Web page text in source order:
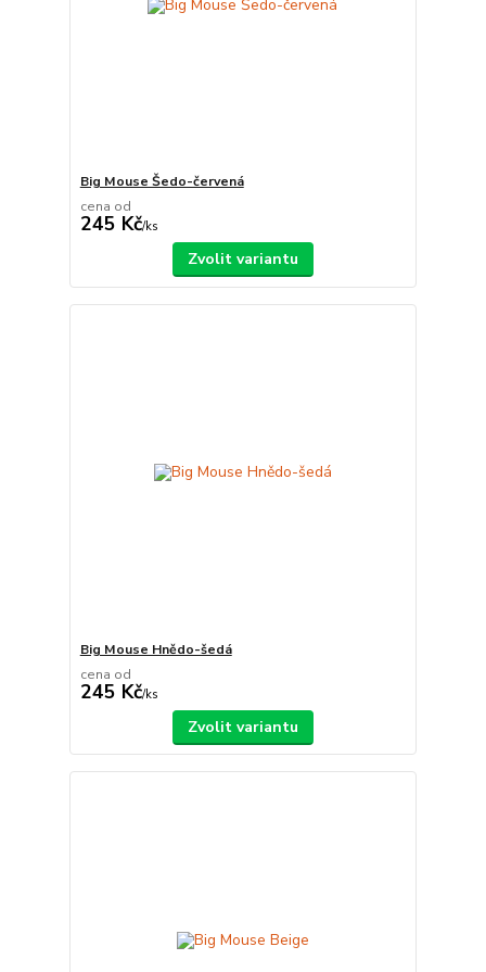
Big Mouse Šedo-červená
cena od
245 Kč/ks
Zvolit variantu
Big Mouse Hnědo-šedá
cena od
245 Kč/ks
Zvolit variantu